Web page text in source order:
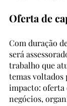
Oferta de
Com duração
será
trabalho que
temas voltados
impacto: oferta
negócios,